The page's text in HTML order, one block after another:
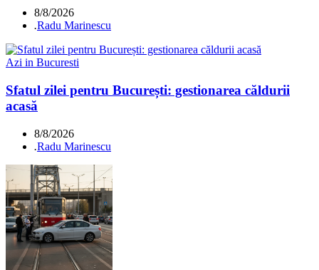
8/8/2026
.Radu Marinescu
Azi in Bucuresti
Sfatul zilei pentru București: gestionarea căldurii
acasă
8/8/2026
.Radu Marinescu